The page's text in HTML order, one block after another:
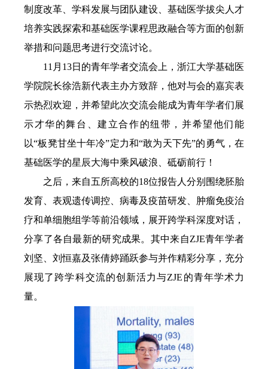
制度改革、学科发展与团队建设、基础医学拔尖人才
培养实践探索和基础医学课程思政融合等方面的创新
举措和问题思考进行交流讨论。
11月13日的青年学者交流会上，浙江大学基础医
学院院长徐浩新代表主办方致辞，他对与会的嘉宾表
示热烈欢迎，并希望此次交流会能成为青年学者们展
示才华的舞台、建立合作的纽带，并希望他们能
以“板凳甘坐十年冷”定力和“敢为天下先”的勇气，在
基础医学的星辰大海中乘风破浪、砥砺前行！
之后，来自五所高校的18位报告人分别围绕胚胎
发育、表观遗传调控、病毒及疫苗研发、肿瘤免疫治
疗和单细胞组学等前沿领域，展开跨学科深度对话，
分享了各自最新的研究成果。其中来自ZJE青年学者
刘坚、刘恒嘉及张倩婷踊跃参与并作精彩分享，充分
展现了跨学科交流的创新活力与ZJE的青年学术力
量。